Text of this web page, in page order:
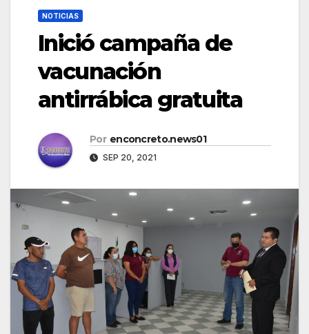
NOTICIAS
Inició campaña de
vacunación
antirrábica gratuita
Por enconcreto.news01
SEP 20, 2021